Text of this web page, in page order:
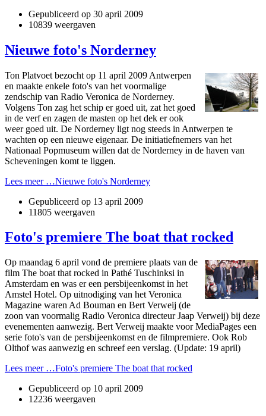
Gepubliceerd op 30 april 2009
10839 weergaven
Nieuwe foto's Norderney
Ton Platvoet bezocht op 11 april 2009 Antwerpen
en maakte enkele foto's van het voormalige
zendschip van Radio Veronica de Norderney.
Volgens Ton zag het schip er goed uit, zat het goed
in de verf en zagen de masten op het dek er ook
weer goed uit. De Norderney ligt nog steeds in Antwerpen te
wachten op een nieuwe eigenaar. De initiatiefnemers van het
Nationaal Popmuseum willen dat de Norderney in de haven van
Scheveningen komt te liggen.
Lees meer …Nieuwe foto's Norderney
Gepubliceerd op 13 april 2009
11805 weergaven
Foto's premiere The boat that rocked
Op maandag 6 april vond de premiere plaats van de
film The boat that rocked in Pathé Tuschinksi in
Amsterdam en was er een persbijeenkomst in het
Amstel Hotel. Op uitnodiging van het Veronica
Magazine waren Ad Bouman en Bert Verweij (de
zoon van voormalig Radio Veronica directeur Jaap Verweij) bij deze
evenementen aanwezig. Bert Verweij maakte voor MediaPages een
serie foto's van de persbijeenkomst en de filmpremiere. Ook Rob
Olthof was aanwezig en schreef een verslag. (Update: 19 april)
Lees meer …Foto's premiere The boat that rocked
Gepubliceerd op 10 april 2009
12236 weergaven